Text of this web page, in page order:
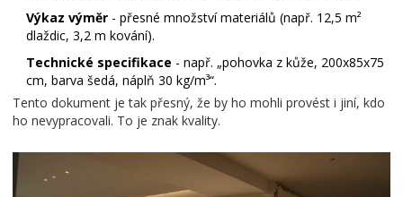
Výkaz výměr - přesné množství materiálů (např. 12,5 m²
dlaždic, 3,2 m kování).
Technické specifikace - např. „pohovka z kůže, 200x85x75
cm, barva šedá, náplň 30 kg/m³“.
Tento dokument je tak přesný, že by ho mohli provést i jiní, kdo
ho nevypracovali. To je znak kvality.